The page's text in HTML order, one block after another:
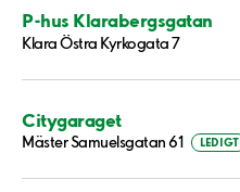
P-hus Klarabergsgatan
Klara Östra Kyrkogata 7
Citygaraget
Mäster Samuelsgatan 61 LEDIGT